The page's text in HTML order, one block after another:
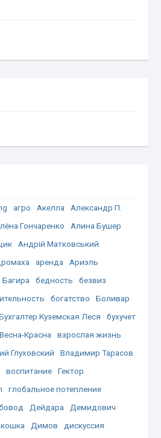
агро Акелла
Александр П.
Гончаренко
Алина Бушер
Андрій Матковський
аренда
Ариэль
Багира бедность
безвиз
богатство
Боливар
Куземская Леся
бухучет
Весна-Красна
взрослая жизнь
Глуховский
Владимир Тарасов
воспитание
Гектор
глобальное потепление
Дейдара
Демидович
Димов
дискуссия